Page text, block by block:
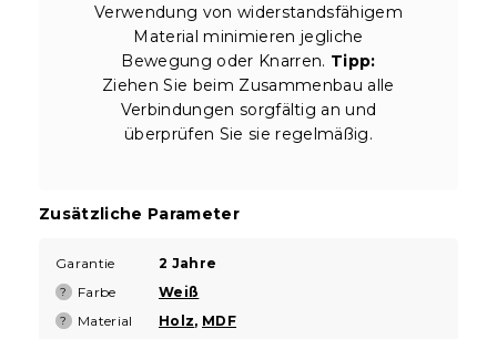
Verwendung von widerstandsfähigem
Material minimieren jegliche
Bewegung oder Knarren. Tipp:
Ziehen Sie beim Zusammenbau alle
Verbindungen sorgfältig an und
überprüfen Sie sie regelmäßig.
Zusätzliche Parameter
Garantie 2 Jahre
? Farbe Weiß
? Material Holz, MDF